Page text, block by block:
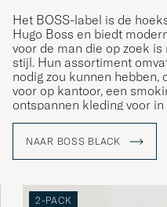
Het BOSS-label is de
Hugo Boss en biedt
voor de man die op zoek
stijl. Hun assortiment
nodig zou kunnen
voor op kantoor, een
ontspannen kleding voor
NAAR BOSS BLACK
2-PACK